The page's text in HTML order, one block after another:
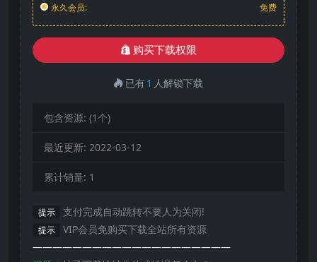
永久会员:
免费
购买下载权限
已有1 人解锁下载
包含资源: (1个)
最近更新: 2022-03-12
累计销量: 1
提示 支付完成自动跳转不要人为关闭!
提示
VIP会员免购买下载全站所有资源
————————————————————